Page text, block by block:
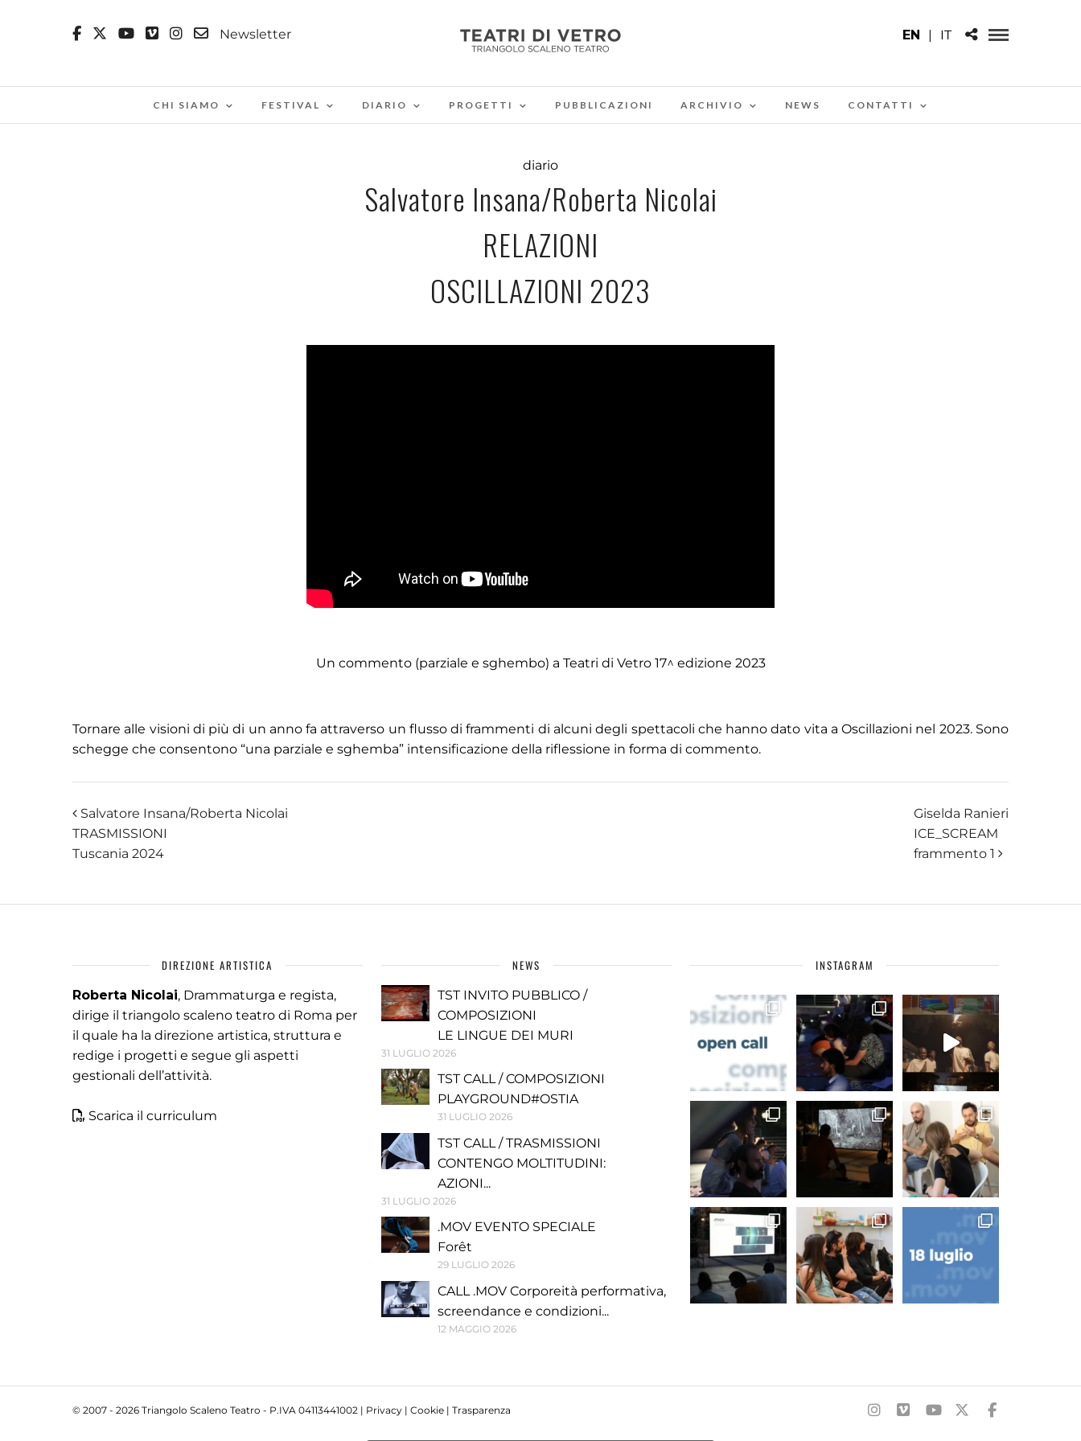
Newsletter EN | IT
CHI SIAMO FESTIVAL DIARIO PROGETTI PUBBLICAZIONI ARCHIVIO NEWS CONTATTI
diario
Salvatore Insana/Roberta Nicolai
RELAZIONI
OSCILLAZIONI 2023
Un commento (parziale e sghembo) a Teatri di Vetro 17^ edizione 2023
Tornare alle visioni di più di un anno fa attraverso un flusso di frammenti di alcuni degli spettacoli che hanno dato vita a Oscillazioni nel 2023. Sono
schegge che consentono “una parziale e sghemba” intensificazione della riflessione in forma di commento.
Salvatore Insana/Roberta Nicolai
TRASMISSIONI
Tuscania 2024
Giselda Ranieri
ICE_SCREAM
frammento 1
DIREZIONE ARTISTICA
Roberta Nicolai, Drammaturga e regista,
dirige il triangolo scaleno teatro di Roma per
il quale ha la direzione artistica, struttura e
redige i progetti e segue gli aspetti
gestionali dell’attività.
Scarica il curriculum
NEWS
TST INVITO PUBBLICO /
COMPOSIZIONI
LE LINGUE DEI MURI
31 LUGLIO 2026
TST CALL / COMPOSIZIONI
PLAYGROUND#OSTIA
31 LUGLIO 2026
TST CALL / TRASMISSIONI
CONTENGO MOLTITUDINI:
AZIONI...
31 LUGLIO 2026
.MOV EVENTO SPECIALE
Forêt
29 LUGLIO 2026
CALL .MOV Corporeità performativa,
screendance e condizioni...
12 MAGGIO 2026
INSTAGRAM
© 2007 - 2026 Triangolo Scaleno Teatro - P.IVA 04113441002 | Privacy | Cookie | Trasparenza